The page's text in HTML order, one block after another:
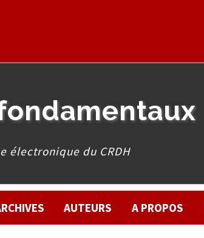
électronique du CRDH
AUTEURS A PROPOS